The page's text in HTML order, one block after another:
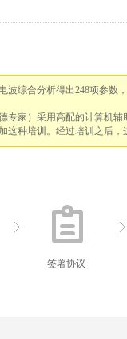
波综合分析得出248项参
专家）采用高配的计算机
这种培训。经过培训之后
签署协议